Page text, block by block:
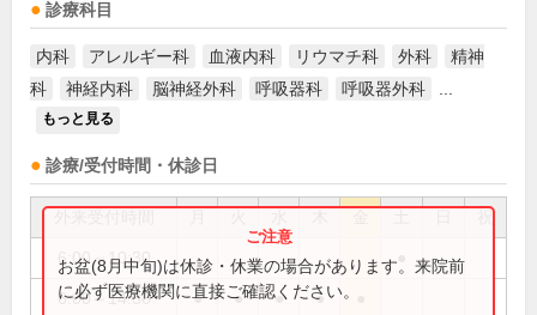
診療科目
内科 アレルギー科 血液内科 リウマチ科 外科
精神
科
神経内科 脳神経外科 呼吸器科 呼吸器外科
もっと見る
診療/受付時間・休診日
祝
6:00～10:30
6:00～14:30 ● ● ● ●
お盆(8月中旬)は休診・休業の場合があります。来院前
に必ず医療機関に直接ご確認ください。